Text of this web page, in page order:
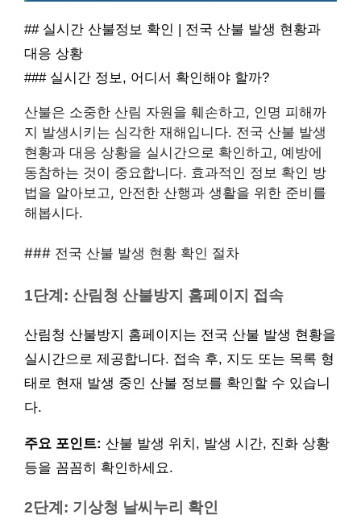
## 실시간 산불정보 확인 | 전국 산불 발생 현황과
대응 상황
### 실시간 정보, 어디서 확인해야 할까?
산불은 소중한 산림 자원을 훼손하고, 인명 피해까
지 발생시키는 심각한 재해입니다. 전국 산불 발생
현황과 대응 상황을 실시간으로 확인하고, 예방에
동참하는 것이 중요합니다. 효과적인 정보 확인 방
법을 알아보고, 안전한 산행과 생활을 위한 준비를
해봅시다.
### 전국 산불 발생 현황 확인 절차
1단계: 산림청 산불방지 홈페이지 접속
산림청 산불방지 홈페이지는 전국 산불 발생 현황을
실시간으로 제공합니다. 접속 후, 지도 또는 목록 형
태로 현재 발생 중인 산불 정보를 확인할 수 있습니
다.
주요 포인트: 산불 발생 위치, 발생 시간, 진화 상황
등을 꼼꼼히 확인하세요.
2단계: 기상청 날씨누리 확인